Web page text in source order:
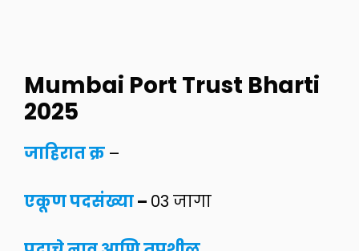
Mumbai Port Trust Bharti
2025
जाहिरात क्र –
एकूण पदसंख्या– 03 जागा